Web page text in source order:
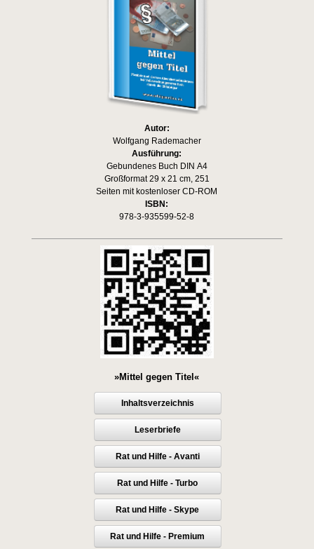
Autor:
Wolfgang Rademacher
Ausführung:
Gebundenes Buch DIN A4
Großformat 29 x 21 cm, 251
Seiten mit kostenloser CD-ROM
ISBN:
978-3-935599-52-8
»Mittel gegen Titel«
Inhaltsverzeichnis
Leserbriefe
Rat und Hilfe - Avanti
Rat und Hilfe - Turbo
Rat und Hilfe - Skype
Rat und Hilfe - Premium